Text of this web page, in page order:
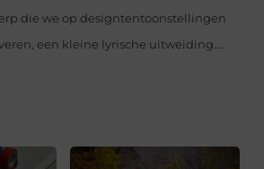
die we op designtentoonstellingen
een kleine lyrische uitweiding....